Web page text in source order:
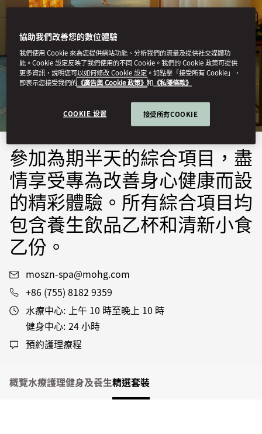
深圳
綜合項目
參加為期半天的綜合項目，盡
情享受專為改善身心健康而設
的精彩體驗。所有綜合項目均
包含養生飲品乙杯和清新小食
乙份。
moszn-spa@mohg.com
+86 (755) 8182 9359
水療中心: 上午 10 時至晚上 10 時
健身中心: 24 小時
預約護理療程
概覽水療護理健身及養生精選套裝
協助我們改善您的數位體驗
我們使用 Cookie 來為您提供網站功能、分析我們的流量及提供社交媒體功
能。Cookie 設定反映了我們使用的不同 Cookie。我們的 Cookie 政策可提供
更多資訊，說明您可以如何修改 Cookie 設定。如點擊「接受所有 Cookie」，
即表示您接受我們的 《廣告與 Cookie 政策》 和 《私隱條款》
COOKIE 设置 接受所有COOKIE